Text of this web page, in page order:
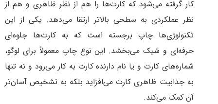
کار گرفته می‌شود که کارت‌ها را هم از نظر ظاهری و هم از
نظر عملکردی به سطحی بالاتر ارتقا می‌دهد. یکی از این
تکنولوژی‌ها چاپ برجسته است که به کارت‌ها جلوه‌ای
حرفه‌ای و شیک می‌بخشد. این نوع چاپ معمولاً برای لوگو،
شماره‌های کارت و یا نام دارنده کارت به کار می‌رود و نه تنها
به جذابیت ظاهری کارت می‌افزاید بلکه به تشخیص آسان‌تر
آن کمک می‌کند.